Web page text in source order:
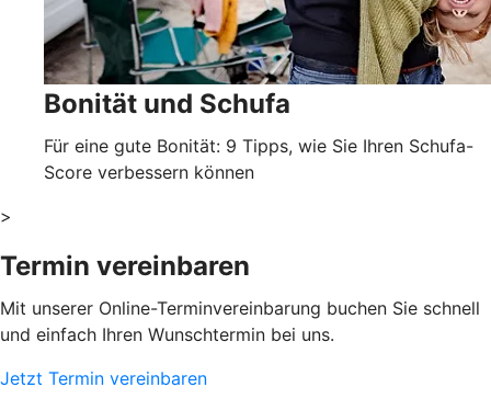
Bonität und Schufa
Für eine gute Bonität: 9 Tipps, wie Sie Ihren Schufa-
Score verbessern können
>
Termin vereinbaren
Mit unserer Online-Terminvereinbarung buchen Sie schnell
und einfach Ihren Wunschtermin bei uns.
Jetzt Termin vereinbaren